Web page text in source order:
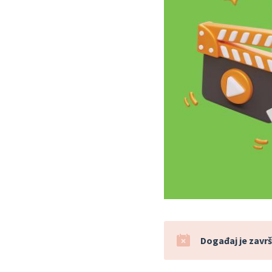
Događaj je